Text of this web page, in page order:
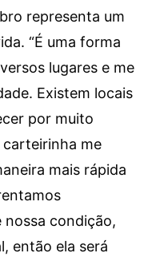
representa um
“É uma forma
lugares e me
Existem locais
por muito
carteirinha me
mais rápida
nossa condição,
então ela será